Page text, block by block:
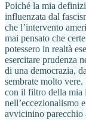
Poiché la mia
influenzata dal
che l’intervento
mai pensato che
potessero in realtà
esercitare prudenza
di una democrazia,
sembrate molto
con il filtro della mia
nell’eccezionalismo
avvicinino parecchio